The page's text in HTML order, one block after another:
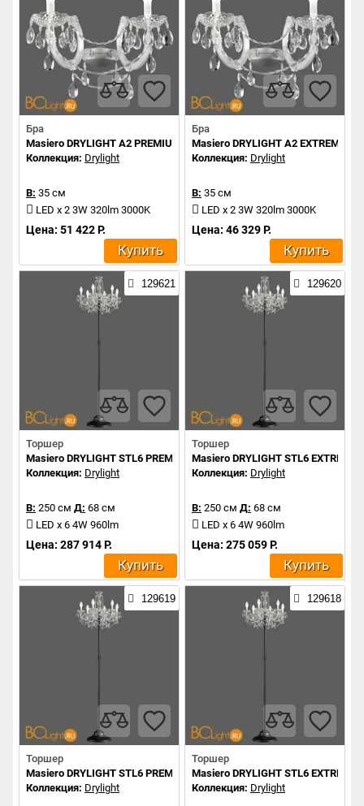
Бра
Masiero DRYLIGHT A2 PREMIUM
Коллекция: Drylight
В: 35 см
LED x 2 3W 320lm 3000K
Цена: 51 422 Р.
Купить
Бра
Masiero DRYLIGHT A2 EXTREME
Коллекция: Drylight
В: 35 см
LED x 2 3W 320lm 3000K
Цена: 46 329 Р.
Купить
129621
Торшер
Masiero DRYLIGHT STL6 PREMIUM RGBW
Коллекция: Drylight
В: 250 см Д: 68 см
LED x 6 4W 960lm
Цена: 287 914 Р.
Купить
129620
Торшер
Masiero DRYLIGHT STL6 EXTREME
Коллекция: Drylight
В: 250 см Д: 68 см
LED x 6 4W 960lm
Цена: 275 059 Р.
Купить
129619
Торшер
Masiero DRYLIGHT STL6 PREMIUM
Коллекция: Drylight
129618
Торшер
Masiero DRYLIGHT STL6 EXTREME
Коллекция: Drylight